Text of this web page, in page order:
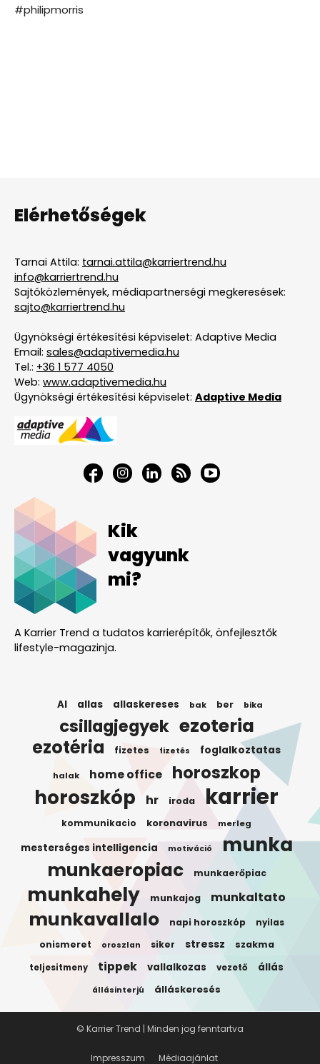
#philipmorris
Elérhetőségek
Tarnai Attila: tarnai.attila@karriertrend.hu
info@karriertrend.hu
Sajtóközlemények, médiapartnerségi megkeresések:
sajto@karriertrend.hu
Ügynökségi értékesítési képviselet: Adaptive Media
Email: sales@adaptivemedia.hu
Tel.: +36 1 577 4050
Web: www.adaptivemedia.hu
Ügynökségi értékesítési képviselet: Adaptive Media
Kik
vagyunk
mi?
A Karrier Trend a tudatos karrierépítők, önfejlesztők
lifestyle-magazinja.
AI allas allaskereses bak ber bika
csillagjegyek ezoteria
ezotéria fizetes fizetés foglalkoztatas
halak home office horoszkop
horoszkóp hr iroda karrier
kommunikacio koronavirus merleg
mesterséges intelligencia motiváció munka
munkaeropiac munkaerőpiac
munkahely munkajog munkaltato
munkavallalo napi horoszkóp nyilas
onismeret oroszlan siker stressz szakma
teljesitmeny tippek vallalkozas vezető állás
állásinterjú álláskeresés
Impresszum Médiaajánlat
© Karrier Trend | Minden jog fenntartva